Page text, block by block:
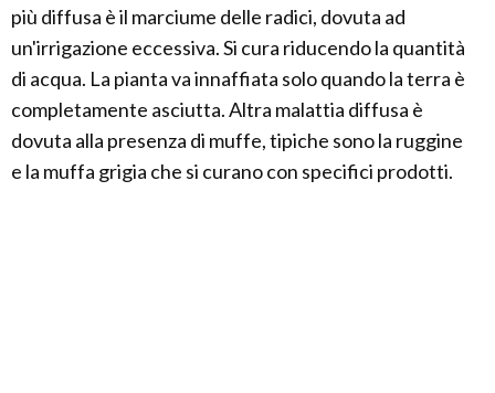
più diffusa è il marciume delle radici, dovuta ad
un'irrigazione eccessiva. Si cura riducendo la quantità
di acqua. La pianta va innaffiata solo quando la terra è
completamente asciutta. Altra malattia diffusa è
dovuta alla presenza di muffe, tipiche sono la ruggine
e la muffa grigia che si curano con specifici prodotti.